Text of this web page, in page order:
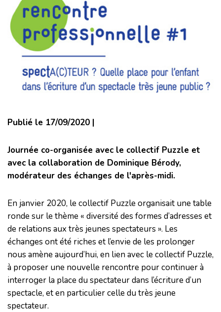
Publié le 17/09/2020 |
Journée co-organisée avec le collectif Puzzle et
avec la collaboration de Dominique Bérody,
modérateur des échanges de l'après-midi.
En janvier 2020, le collectif Puzzle organisait une table
ronde sur le thème « diversité des formes d’adresses et
de relations aux très jeunes spectateurs ». Les
échanges ont été riches et l’envie de les prolonger
nous amène aujourd’hui, en lien avec le collectif Puzzle,
à proposer une nouvelle rencontre pour continuer à
interroger la place du spectateur dans l’écriture d’un
spectacle, et en particulier celle du très jeune
spectateur.